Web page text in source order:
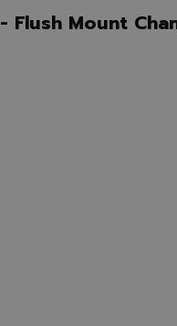
- Flush Mount